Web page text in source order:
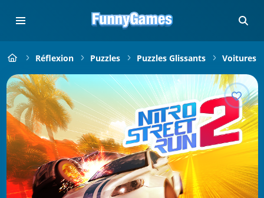
Réflexion Puzzles Puzzles Glissants Voitures